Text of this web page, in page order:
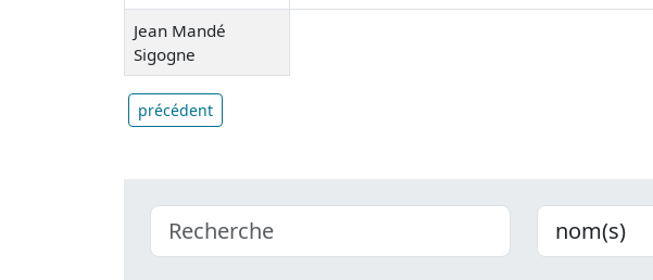
Jean Mandé
Sigogne
précédent